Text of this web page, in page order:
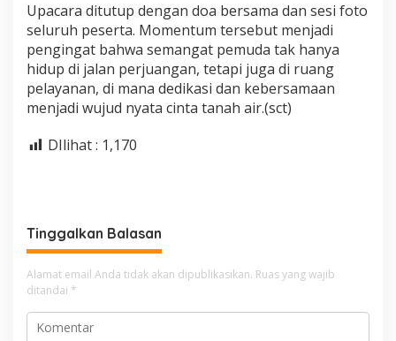
Upacara ditutup dengan doa bersama dan sesi foto
seluruh peserta. Momentum tersebut menjadi
pengingat bahwa semangat pemuda tak hanya
hidup di jalan perjuangan, tetapi juga di ruang
pelayanan, di mana dedikasi dan kebersamaan
menjadi wujud nyata cinta tanah air.(sct)
DIlihat : 1,170
Tinggalkan Balasan
Alamat email Anda tidak akan dipublikasikan. Ruas yang wajib
ditandai *